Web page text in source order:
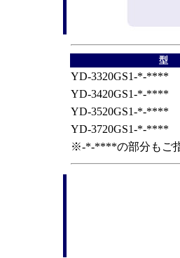
YD-3320GS1-*-****
YD-3420GS1-*-****
YD-3520GS1-*-****
YD-3720GS1-*-****
※-*-****の部分もご